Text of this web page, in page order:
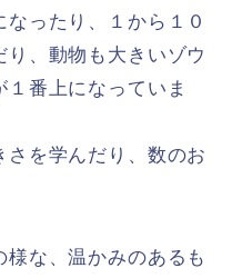
ったり、１から１０
り、動物も大きいゾウ
番上になっていま
を学んだり、数のお
な、温かみのあるも